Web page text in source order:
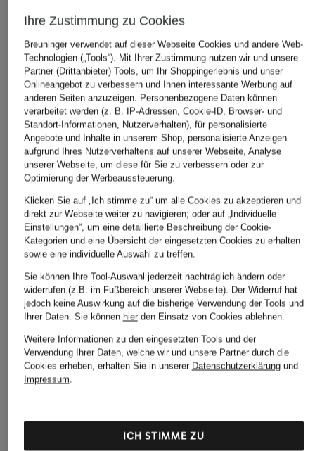
ÄHNLICHE ARTIKEL ENTDECKEN
Ihre Zustimmung zu Cookies
Breuninger verwendet auf dieser Webseite Cookies und andere Web-
Technologien („Tools“). Mit Ihrer Zustimmung nutzen wir und unsere
Partner (Drittanbieter) Tools, um Ihr Shoppingerlebnis und unser
Onlineangebot zu verbessern und Ihnen interessante Werbung auf
anderen Seiten anzuzeigen. Personenbezogene Daten können
verarbeitet werden (z. B. IP-Adressen, Cookie-ID, Browser- und
Standort-Informationen, Nutzerverhalten), für personalisierte
Angebote und Inhalte in unserem Shop, personalisierte Anzeigen
aufgrund Ihres Nutzerverhaltens auf unserer Webseite, Analyse
unserer Webseite, um diese für Sie zu verbessern oder zur
Optimierung der Werbeaussteuerung.
Klicken Sie auf „Ich stimme zu“ um alle Cookies zu akzeptieren und
direkt zur Webseite weiter zu navigieren; oder auf „Individuelle
Einstellungen“, um eine detaillierte Beschreibung der Cookie-
Kategorien und eine Übersicht der eingesetzten Cookies zu erhalten
sowie eine individuelle Auswahl zu treffen.
Sie können Ihre Tool-Auswahl jederzeit nachträglich ändern oder
widerrufen (z.B. im Fußbereich unserer Webseite). Der Widerruf hat
jedoch keine Auswirkung auf die bisherige Verwendung der Tools und
Ihrer Daten. Sie können hierden Einsatz von Cookies ablehnen.
Weitere Informationen zu den eingesetzten Tools und der
Verwendung Ihrer Daten, welche wir und unsere Partner durch die
Cookies erheben, erhalten Sie in unserer Datenschutzerklärungund
Impressum.
ICH STIMME ZU